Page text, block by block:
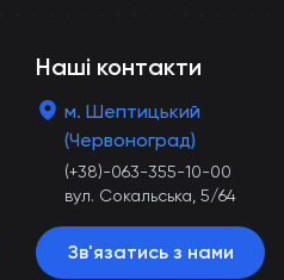
Наші контакти
м. Шептицький
(Червоноград)
(+38)-063-355-10-00
вул. Сокальська, 5/64
Зв'язатись з нами